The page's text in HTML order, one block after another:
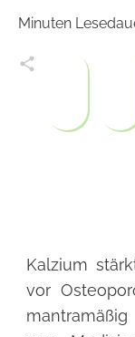
Minuten
Kalzium
vor